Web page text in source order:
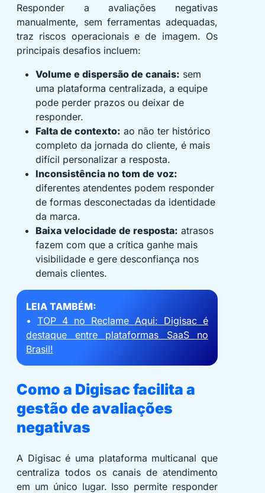
Responder a avaliações negativas
manualmente, sem ferramentas adequadas,
traz riscos operacionais e de imagem. Os
principais desafios incluem:
Volume e dispersão de canais: sem
uma plataforma centralizada, a equipe
pode perder prazos ou deixar de
responder.
Falta de contexto: ao não ter histórico
completo da jornada do cliente, é mais
difícil personalizar a resposta.
Inconsistência no tom de voz:
diferentes atendentes podem responder
de formas desconectadas da identidade
da marca.
Baixa velocidade de resposta: atrasos
fazem com que a crítica ganhe mais
visibilidade e gere desconfiança nos
demais clientes.
LEIA TAMBÉM:
• TOP 4 no Reclame Aqui: Digisac é
destaque entre plataformas SaaS no
Brasil!
Como a Digisac facilita a
gestão de avaliações
negativas
A Digisac é uma plataforma multicanal que
centraliza todos os canais de atendimento
em um único lugar. Isso permite responder